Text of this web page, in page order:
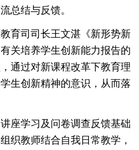
总结与反馈。
司司长王文湛《新形势新
关培养学生创新能力报告的
通过对新课程改革下教育理
生创新精神的意识，从而落
学习及问卷调查反馈基础
织教师结合自我日常教学，